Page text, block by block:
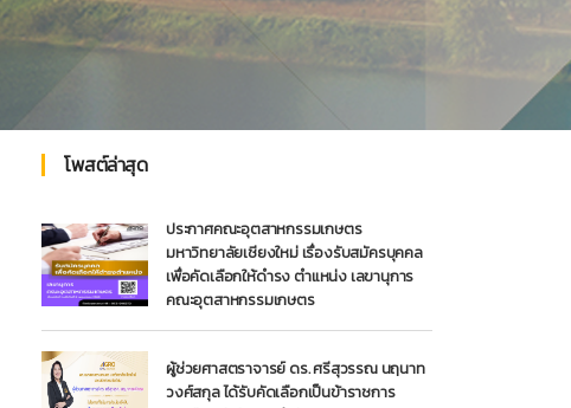
โพสต์ล่าสุด
ประกาศคณะอุตสาหกรรมเกษตร
มหาวิทยาลัยเชียงใหม่ เรื่องรับสมัครบุคคล
เพื่อคัดเลือกให้ดำรง ตำแหน่ง เลขานุการ
คณะอุตสาหกรรมเกษตร
ผู้ช่วยศาสตราจารย์ ดร. ศรีสุวรรณ นฤนาท
วงศ์สกุล ได้รับคัดเลือกเป็นข้าราชการ